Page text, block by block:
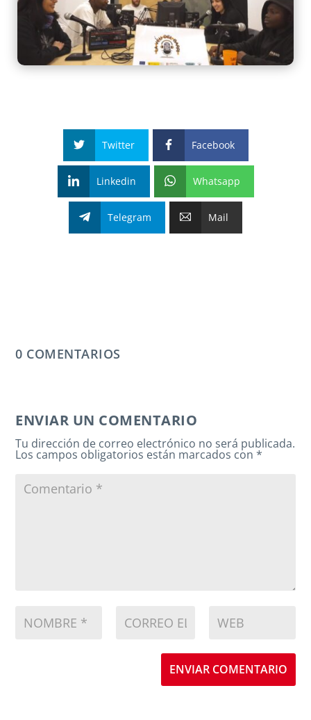
Twitter Facebook
Linkedin Whatsapp
Telegram Mail
0 COMENTARIOS
ENVIAR UN COMENTARIO
Tu dirección de correo electrónico no será publicada.
Los campos obligatorios están marcados con*
ENVIAR COMENTARIO